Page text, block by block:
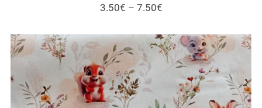
3.50€ – 7.50€Price
through
7.50€